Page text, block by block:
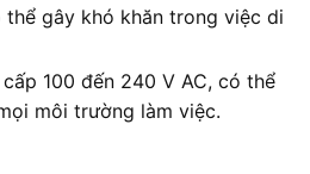
gây khó khăn trong việc di
100 đến 240 V AC, có thể
môi trường làm việc.